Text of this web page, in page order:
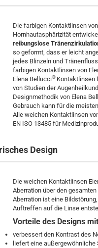
Die farbigen Kontaktlinsen
Hornhautasphärizität
reibungslose
so geformt, dass er leicht
jedes Blinzeln und
farbigen Kontaktlinsen von
Elena Bellucci® Kontaktlinsen
von Studien der
Designmethodik von Elena
Gebrauch kann für die
Alle weichen Kontaktlinsen
EN ISO 13485 für
Design
Die weichen Kontaktlinsen
Aberration über den
Aberration ist eine
Auftreffen auf die Linse
Vorteile des Designs
verbessert den Kontrast des
liefert eine